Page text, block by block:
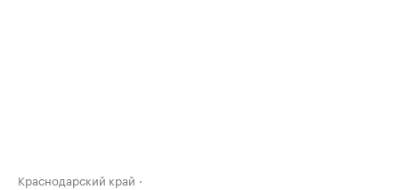
Краснодарский край